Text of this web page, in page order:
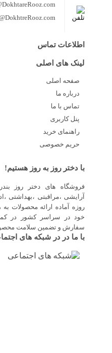
اطلاعات تماس
لینک های اصلی
صفحه اصلی
درباره ما
تماس با ما
پنل کاربری
راهنمای خرید
حریم خصوصی
با دختر روز به روز هستیم!
فروشگاه های دختر روز
آرایشی ،مراقبتی ،بهداشتی
روزه آماده ارائه محصولات
خود در سراسر کشور در
سفارش و تضمین سلامت
با ما در در شبکه های